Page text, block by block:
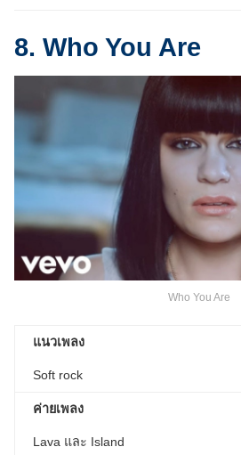
8. Who You Are
Who You Are
แนวเพลง
Soft rock
ค่ายเพลง
Lava และ Island